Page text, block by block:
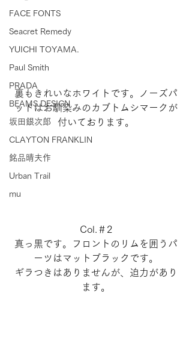
FACE FONTS
Seacret Remedy
YUICHI TOYAMA.
Paul Smith
PRADA
BEAMS DESIGN
坂田銀次郎
CLAYTON FRANKLIN
銘品晴夫作
Urban Trail
mu
裏もきれいなホワイトです。ノーズパ
ッドはお馴染みのカブトムシマークが
付いております。
Col.＃2
真っ黒です。フロントのリムを囲うパ
ーツはマットブラックです。
ギラつきはありませんが、迫力があり
ます。